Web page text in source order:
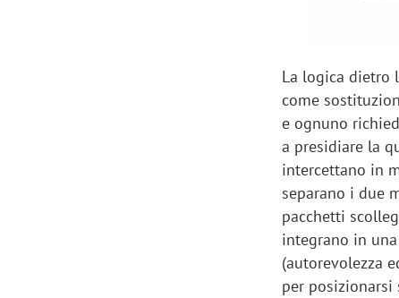
La logica dietro
come
e ognuno
a presidiare la
intercettano in
separano i due
pacchetti
integrano in
(autorevolezza
per